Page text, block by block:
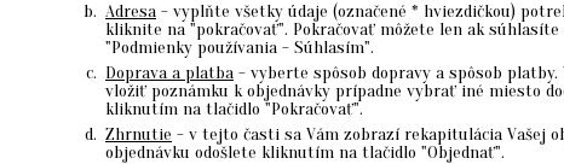
Adresa - vyplňte všetky údaje (označené * hviezdičkou)
kliknite na "pokračovať". Pokračovať môžete len ak
"Podmienky používania - Súhlasím".
Doprava a platba - vyberte spôsob dopravy a spôsob
vložiť poznámku k objednávky prípadne vybrať iné miesto
kliknutím na tlačidlo "Pokračovať".
Zhrnutie - v tejto časti sa Vám zobrazí rekapitulácia Vašej
objednávku odošlete kliknutím na tlačidlo "Objednať".